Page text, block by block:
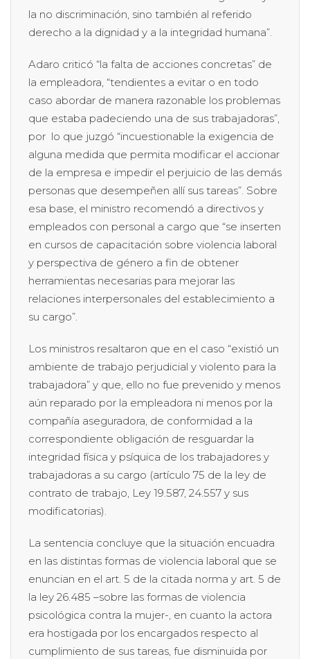
la no discriminación, sino también al referido
derecho a la dignidad y a la integridad humana”.
Adaro criticó “la falta de acciones concretas” de
la empleadora, “tendientes a evitar o en todo
caso abordar de manera razonable los problemas
que estaba padeciendo una de sus trabajadoras”,
por lo que juzgó “incuestionable la exigencia de
alguna medida que permita modificar el accionar
de la empresa e impedir el perjuicio de las demás
personas que desempeñen allí sus tareas”. Sobre
esa base, el ministro recomendó a directivos y
empleados con personal a cargo que “se inserten
en cursos de capacitación sobre violencia laboral
y perspectiva de género a fin de obtener
herramientas necesarias para mejorar las
relaciones interpersonales del establecimiento a
su cargo”.
Los ministros resaltaron que en el caso “existió un
ambiente de trabajo perjudicial y violento para la
trabajadora” y que, ello no fue prevenido y menos
aún reparado por la empleadora ni menos por la
compañía aseguradora, de conformidad a la
correspondiente obligación de resguardar la
integridad física y psíquica de los trabajadores y
trabajadoras a su cargo (artículo 75 de la ley de
contrato de trabajo, Ley 19.587, 24.557 y sus
modificatorias).
La sentencia concluye que la situación encuadra
en las distintas formas de violencia laboral que se
enuncian en el art. 5 de la citada norma y art. 5 de
la ley 26.485 –sobre las formas de violencia
psicológica contra la mujer-, en cuanto la actora
era hostigada por los encargados respecto al
cumplimiento de sus tareas, fue disminuida por